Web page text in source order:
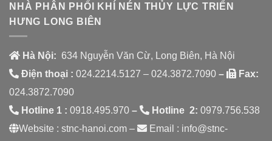
NHÀ PHÂN PHỐI KHÍ NÉN THỦY LỰC TRIỂN
HƯNG LONG BIÊN
Hà Nội: 634 Nguyễn Văn Cừ, Long Biên, Hà Nội
Điện thoại : 024.2214.5127 – 024.3872.7090 –
Fax:
024.3872.7090
Hotline 1 : 0918.495.970 – Hotline 2: 0979.756.538
Website : stnc-hanoi.com –
Email : info@stnc-